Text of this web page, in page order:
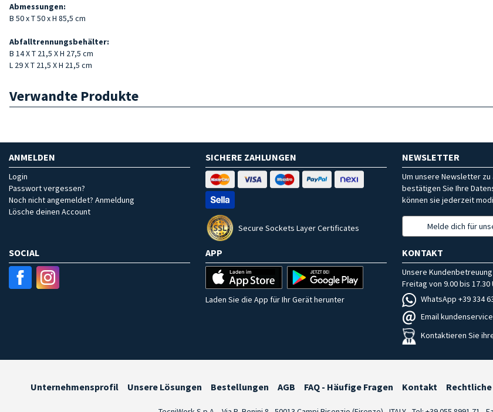
Abmessungen:
B 50 x T 50 x H 85,5 cm
Abfalltrennungsbehälter:
B 14 X T 21,5 X H 27,5 cm
L 29 X T 21,5 X H 21,5 cm
Verwandte Produkte
ANMELDEN
Login
Passwort vergessen?
Noch nicht angemeldet? Anmeldung
Lösche deinen Account
SICHERE ZAHLUNGEN
Secure Sockets Layer Certificates
NEWSLETTER
Um unsere Newsletter
bestätigen Sie Ihre
können sie jederzeit
Melde dich für
SOCIAL APP
Laden Sie die App für Ihr Gerät herunter
KONTAKT
Unsere
Freitag von 9.00 bis
WhatsApp +39 334
Email
Kontaktieren Sie
Unternehmensprofil Unsere Lösungen Bestellungen AGB FAQ - Häufige Fragen Kontakt